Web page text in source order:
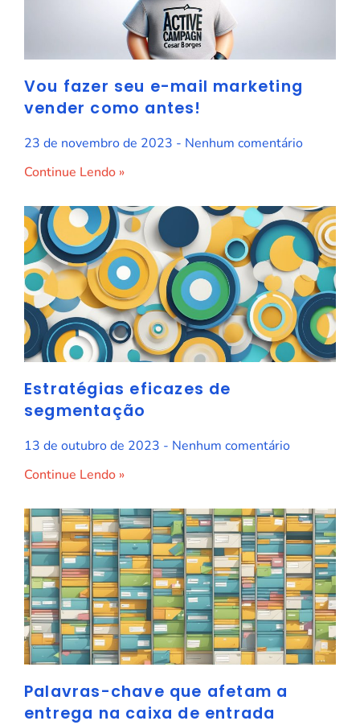
Vou fazer seu e-mail marketing
vender como antes!
23 de novembro de 2023
Nenhum comentário
Continue Lendo »
Estratégias eficazes de
segmentação
13 de outubro de 2023
Nenhum comentário
Continue Lendo »
Palavras-chave que afetam a
entrega na caixa de entrada